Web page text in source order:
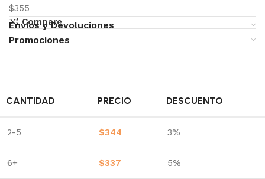
$355
Compare
Envíos y Devoluciones
Promociones
CANTIDAD PRECIO DESCUENTO
2-5 $344 3%
6+ $337 5%